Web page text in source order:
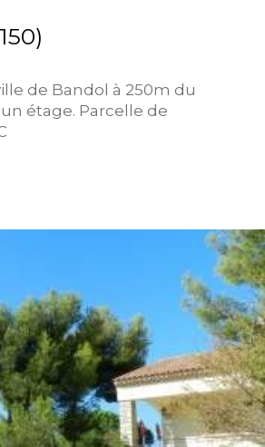
de Bandol à 250m du
étage. Parcelle de